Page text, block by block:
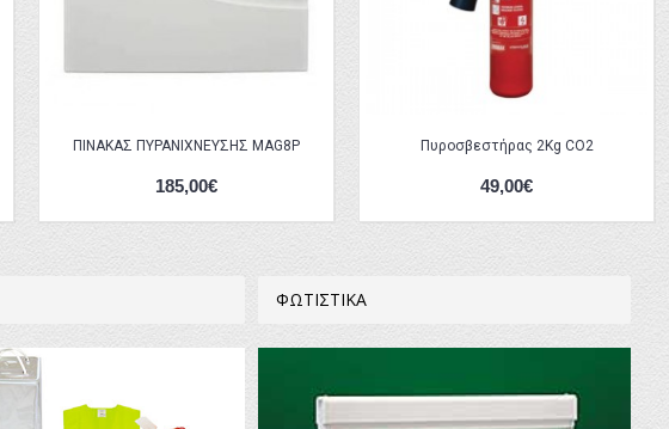
ΠΙΝΑΚΑΣ ΠΥΡΑΝΙΧΝΕΥΣΗΣ MAG8P
185,00€
Πυροσβεστήρας 2Kg CO2
49,00€
ΦΩΤΙΣΤΙΚΑ